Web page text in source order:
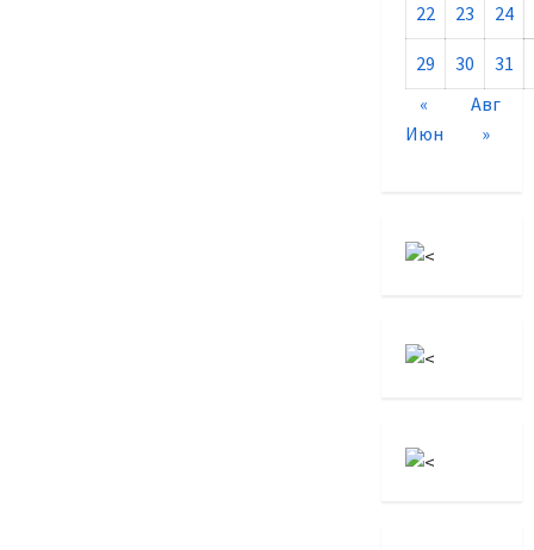
22 23 24
29 30
31
«
Июн
Авг
»